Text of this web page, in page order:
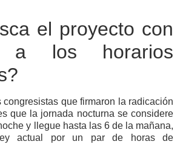
el proyecto con
a los horarios
congresistas que firmaron la radicación
que la jornada nocturna se considere
y llegue hasta las 6 de la mañana,
actual por un par de horas de